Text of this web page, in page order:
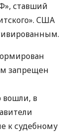
ставший
США
запрещен
вошли, в
к судебному